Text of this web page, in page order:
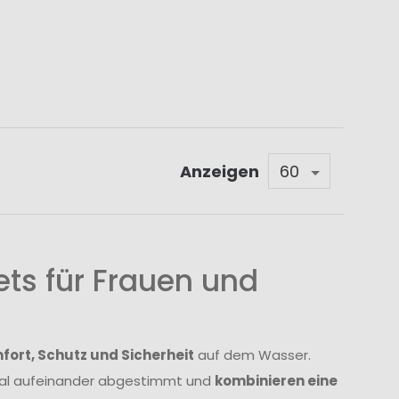
Anzeigen
für Frauen und
Schutz und Sicherheit auf dem Wasser.
aufeinander abgestimmt und kombinieren eine